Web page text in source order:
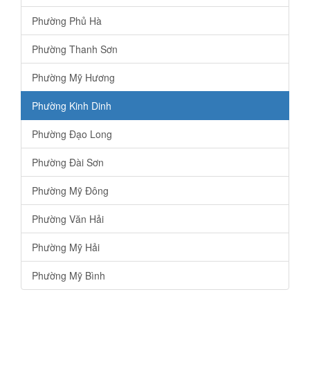
Phường Phủ Hà
Phường Thanh Sơn
Phường Mỹ Hương
Phường Kinh Dinh
Phường Đạo Long
Phường Đài Sơn
Phường Mỹ Đông
Phường Văn Hải
Phường Mỹ Hải
Phường Mỹ Bình